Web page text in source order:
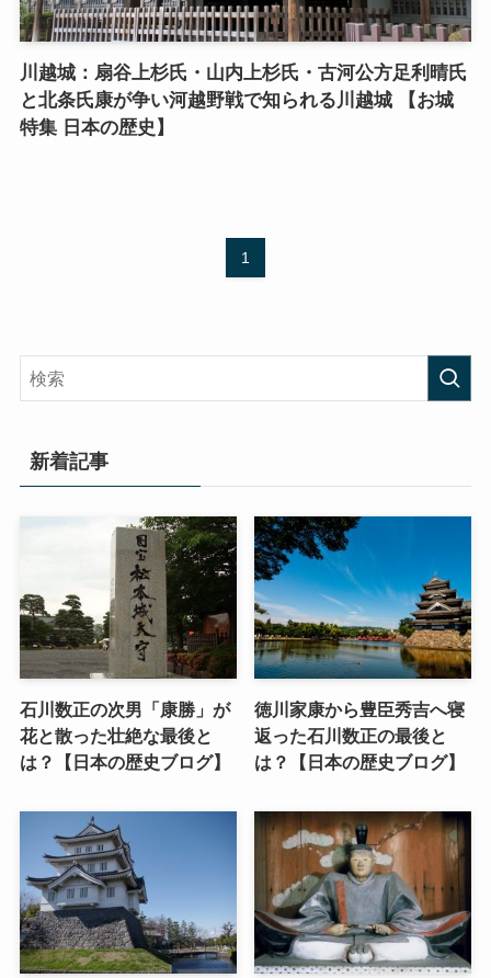
川越城：扇谷上杉氏・山内上杉氏・古河公方足利晴氏
と北条氏康が争い河越野戦で知られる川越城 【お城
特集 日本の歴史】
1
新着記事
石川数正の次男「康勝」が
花と散った壮絶な最後と
は？【日本の歴史ブログ】
徳川家康から豊臣秀吉へ寝
返った石川数正の最後と
は？【日本の歴史ブログ】